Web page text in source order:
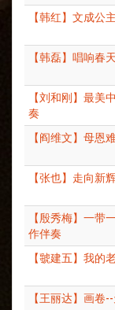
【韩红】文成公
【韩磊】唱响春
【刘和刚】最美
奏
【阎维文】母恩
【张也】走向新
【殷秀梅】一带
作伴奏
【虢建五】我的
【王丽达】画卷